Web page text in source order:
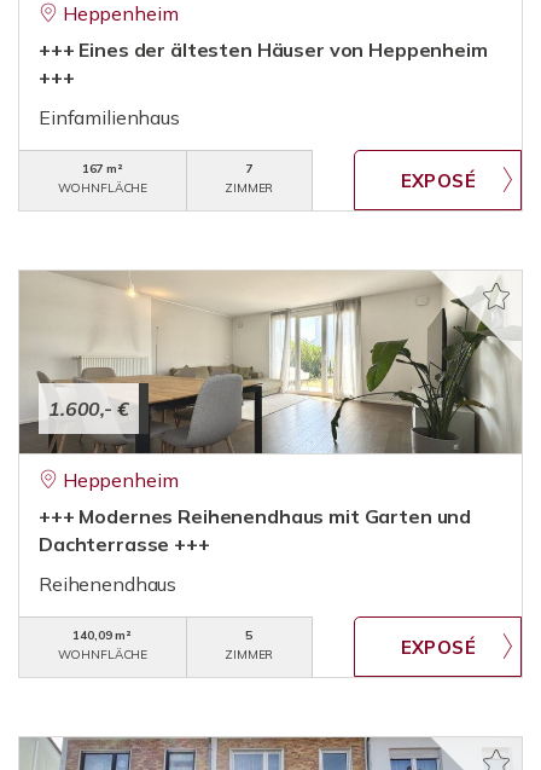
Heppenheim
+++ Eines der ältesten Häuser von Heppenheim
+++
Einfamilienhaus
167 m²
WOHNFLÄCHE
7
ZIMMER
1.600,- €
Heppenheim
+++ Modernes Reihenendhaus mit Garten und
Dachterrasse +++
Reihenendhaus
140,09 m²
WOHNFLÄCHE
5
ZIMMER